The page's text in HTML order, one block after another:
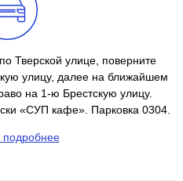
Тверской улице, поверните
улицу, далее на ближайшем
на 1-ю Брестскую улицу.
«СУП кафе». Парковка 0304.
подробнее